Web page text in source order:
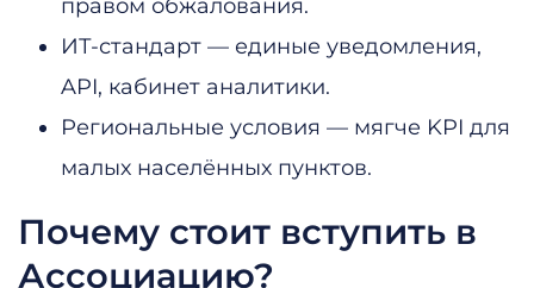
правом обжалования.
ИТ-стандарт — единые уведомления,
API, кабинет аналитики.
Региональные условия — мягче KPI для
малых населённых пунктов.
Почему стоит вступить в
Ассоциацию?